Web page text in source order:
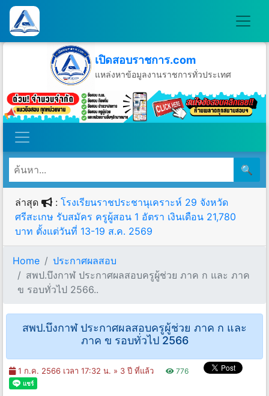
เปิดสอบราชการ.com
แหล่งหาข้อมูลงานราชการทั่วประเทศ
วันอาทิตย์ที่ 9 เดือนสิงหาคม พ.ศ.2569
🔍
ล่าสุด : โรงเรียนราชประชานุเคราะห์ 29 จังหวัด
ศรีสะเกษ รับสมัคร ครูผู้สอน 1 อัตรา เงินเดือน 21,780
บาท ตั้งแต่วันที่ 13-19 ส.ค. 2569
Home
ประกาศผลสอบ
สพป.บึงกาฬ ประกาศผลสอบครูผู้ช่วย ภาค ก และ ภาค
ข รอบทั่วไป 2566..
สพป.บึงกาฬ ประกาศผลสอบครูผู้ช่วย ภาค ก และ
ภาค ข รอบทั่วไป 2566
1 ก.ค. 2566 เวลา 17:32 น. » 3 ปี ที่แล้ว 776